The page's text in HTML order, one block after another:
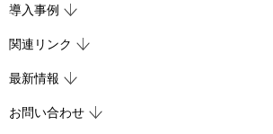
ョ
ン
導入事例
関連リンク
最新情報
お問い合わせ